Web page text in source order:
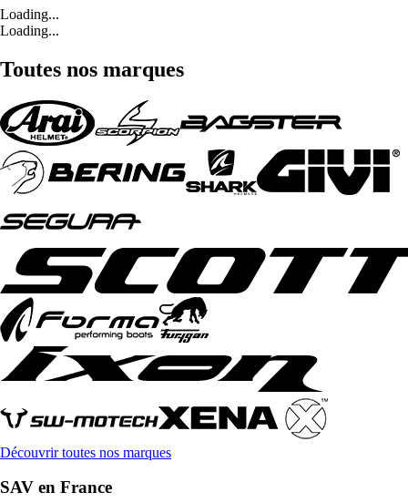
Loading...
Loading...
Toutes nos marques
Découvrir toutes nos marques
SAV en France